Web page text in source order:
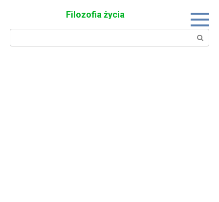
Filozofia życia
Search: